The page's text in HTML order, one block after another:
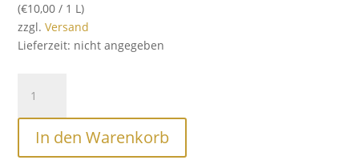
(€10,00 / 1 L)
zzgl.Versand
Lieferzeit: nicht angegeben
Dornfelder
QbA
-
In den Warenkorb